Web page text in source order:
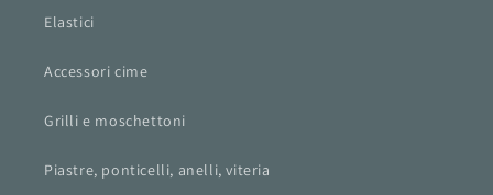
Elastici
Accessori cime
Grilli e moschettoni
Piastre, ponticelli, anelli, viteria